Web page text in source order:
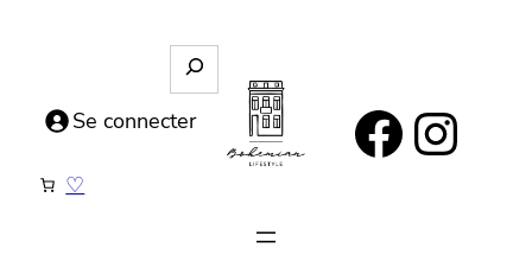
https://www.facebook.com/bohemianlifestyle.be Instagram
e
c
Se connecter
♡